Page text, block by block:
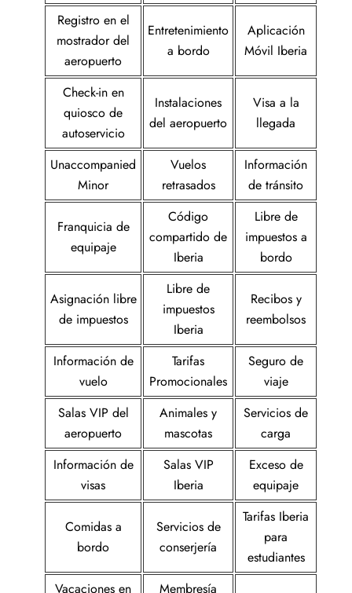
Registro en el
mostrador del
aeropuerto
Entretenimiento
a bordo
Aplicación
Móvil Iberia
Check-in en
quiosco de
autoservicio
Instalaciones
del aeropuerto
Visa a la
llegada
Unaccompanied
Minor
Vuelos
retrasados
Información
de tránsito
Franquicia de
equipaje
Código
compartido de
Iberia
Libre de
impuestos a
bordo
Asignación libre
de impuestos
Libre de
impuestos
Iberia
Recibos y
reembolsos
Información de
vuelo
Tarifas
Promocionales
Seguro de
viaje
Salas VIP del
aeropuerto
Animales y
mascotas
Servicios de
carga
Información de
visas
Salas VIP
Iberia
Exceso de
equipaje
Comidas a
bordo
Servicios de
conserjería
Tarifas Iberia
para
estudiantes
Vacaciones en
Membresía